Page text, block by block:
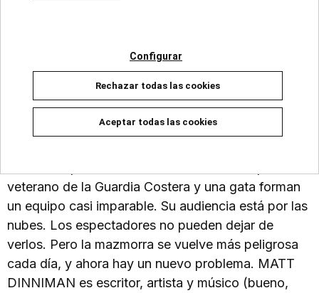
cabeza! Saludos, Exploradores! Los niveles de
entrenamiento han terminado. Ahora el juego puede
comenzar de verdad.Los alienígenas han llegado y
han transformado la Tierra en una mazmorra de
varios niveles al estilo de un videojuego. En esta
veterano de la Guardia Costera y una gata forman
un equipo casi imparable. Su audiencia está por las
nubes. Los espectadores no pueden dejar de
verlos. Pero la mazmorra se vuelve más peligrosa
cada día, y ahora hay un nuevo problema. MATT
DINNIMAN es escritor, artista y músico (bueno,
Configurar
Rechazar todas las cookies
Aceptar todas las cookies